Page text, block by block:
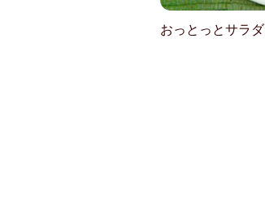
おっとっとサラダ